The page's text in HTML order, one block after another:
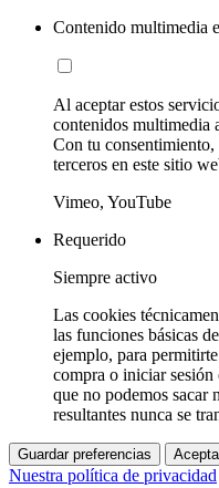
Contenido multimedia
Al aceptar estos
contenidos multimedia
Con tu
terceros en este sitio
Vimeo, YouTube
Requerido
Siempre activo
Las cookies
las funciones básicas
ejemplo, para
compra o iniciar
que no podemos sacar
resultantes nunca se
Guardar preferencias
Nuestra política de privacidad